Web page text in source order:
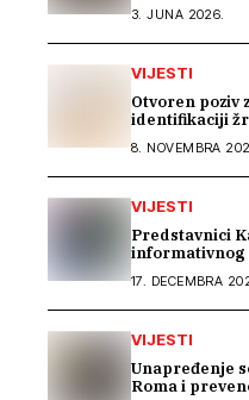
3. JUNA 2026.
VIJESTI
Otvoren poziv
identifikaciji
8. NOVEMBRA
VIJESTI
Predstavnici
informativnog centra
programa o
socijalnoj
17. DECEMBRA
VIJESTI
Unapređenje
Roma i